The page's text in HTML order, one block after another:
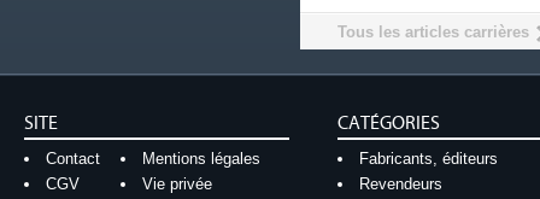
Tous les articles carrières
SITE
Contact
Mentions légales
CGV
Vie privée
CATÉGORIES
Fabricants, éditeurs
Revendeurs